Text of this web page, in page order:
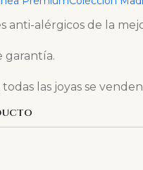
piscinas y
anti-alérgicos de la
garantía.
las joyas se